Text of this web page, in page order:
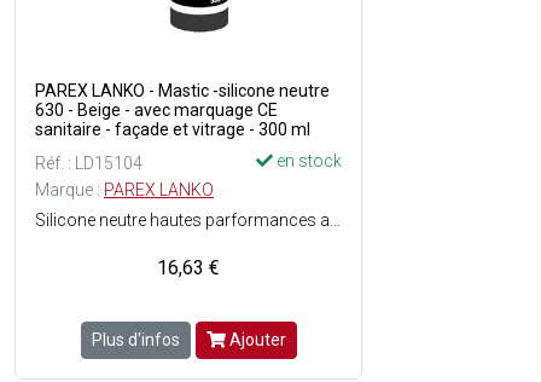
PAREX LANKO - Mastic -silicone neutre
630 - Beige - avec marquage CE
sanitaire - façade et vitrage - 300 ml
Réf. : LD15104
en stock
Marque : PAREX LANKO
16,63 €
Plus d'infos Ajouter